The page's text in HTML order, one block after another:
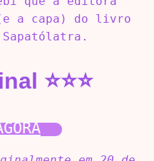
(e a capa) do livro
Sapatólatra.
⭐⭐⭐